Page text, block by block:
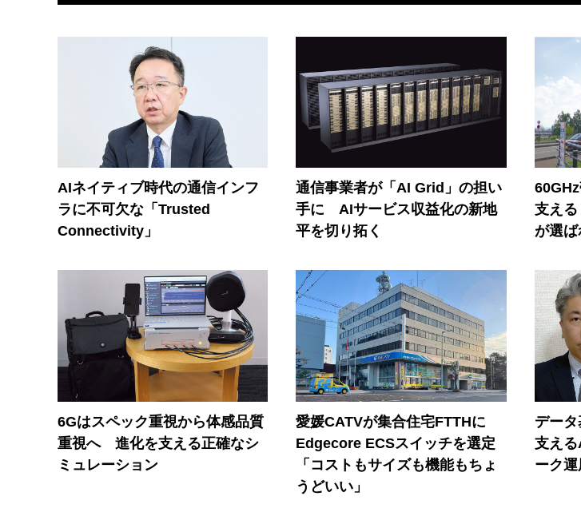
AIネイティブ時代の通信インフ
ラに不可欠な「Trusted
Connectivity」
通信事業者が「AI Grid」の担い
手に AIサービス収益化の新地
平を切り拓く
支える
が選
6Gはスペック重視から体感品質
重視へ 進化を支える正確なシ
ミュレーション
愛媛CATVが集合住宅FTTHに
Edgecore ECSスイッチを選定
「コストもサイズも機能もちょ
うどいい」
デー
支え
ーク運